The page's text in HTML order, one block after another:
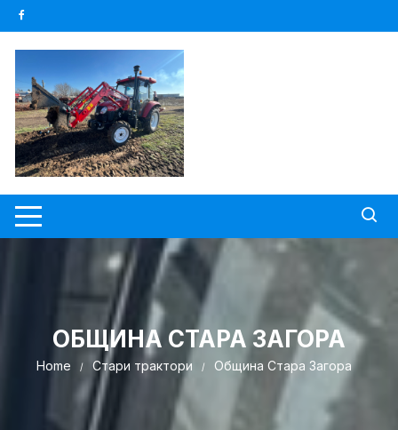
Skip
to
content
ОБЩИНА СТАРА ЗАГОРА
Home Стари трактори Община Стара Загора